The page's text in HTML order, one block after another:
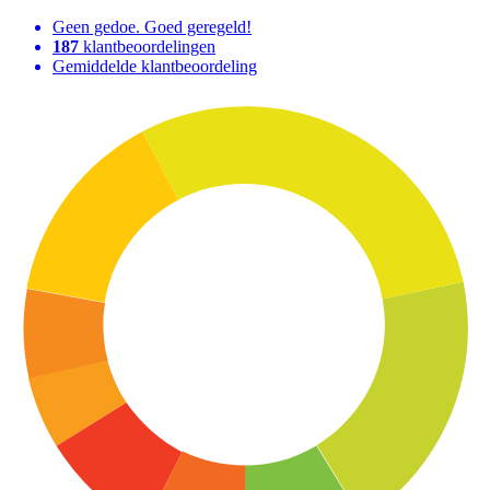
Geen gedoe. Goed geregeld!
187 klantbeoordelingen
Gemiddelde klantbeoordeling